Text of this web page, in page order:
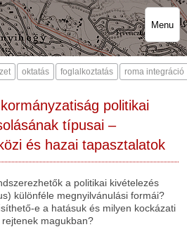
Menu
oktatás foglalkoztatás roma integráció
politikai
típusai –
és hazai tapasztalatok
a politikai kivételezés
különféle megnyilvánulási formái?
e a hatásuk és milyen kockázati
magukban?